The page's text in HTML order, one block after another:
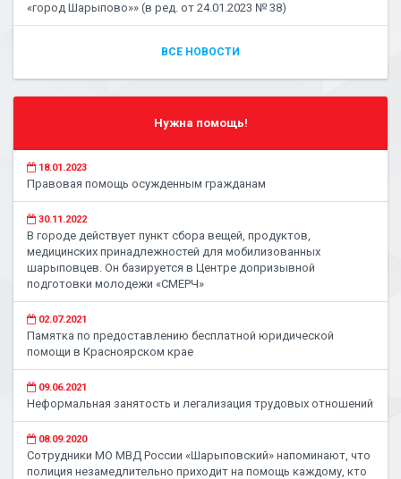
«город Шарыпово»» (в ред. от 24.01.2023 № 38)
ВСЕ НОВОСТИ
Нужна помощь!
18.01.2023
Правовая помощь осужденным гражданам
30.11.2022
В городе действует пункт сбора вещей, продуктов,
медицинских принадлежностей для мобилизованных
шарыповцев. Он базируется в Центре допризывной
подготовки молодежи «СМЕРЧ»
02.07.2021
Памятка по предоставлению бесплатной юридической
помощи в Красноярском крае
09.06.2021
Неформальная занятость и легализация трудовых отношений
08.09.2020
Сотрудники МО МВД России «Шарыповский» напоминают, что
полиция незамедлительно приходит на помощь каждому, кто